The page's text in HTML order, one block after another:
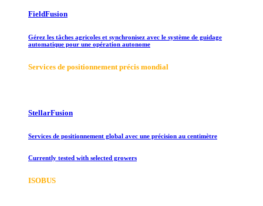
FieldFusion
Gérez les tâches agricoles et synchronisez avec le système de guidage
automatique pour une opération autonome
Services de positionnement précis mondial
StellarFusion
Services de positionnement global avec une précision au centimètre
Currently tested with selected growers
ISOBUS